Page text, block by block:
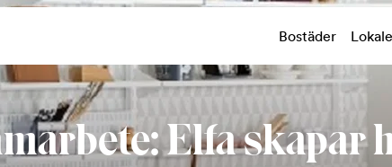
Bostäder
Elfa skapar